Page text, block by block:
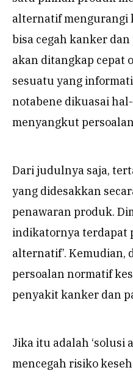
alternatif mengurangi
bisa cegah kanker
akan ditangkap cepat
sesuatu yang
notabene dikuasai
menyangkut
Dari judulnya saja,
yang didesakkan
penawaran produk.
indikatornya terdapat
alternatif’. Kemudian,
persoalan normatif
penyakit kanker dan
Jika itu adalah ‘solusi
mencegah risiko